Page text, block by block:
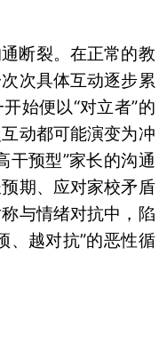
断裂。在正常的教
次具体互动逐步累
始便以“对立者”的
动都可能演变为冲
干预型”家长的沟通
期、应对家校矛盾
与情绪对抗中，陷
、越对抗”的恶性循